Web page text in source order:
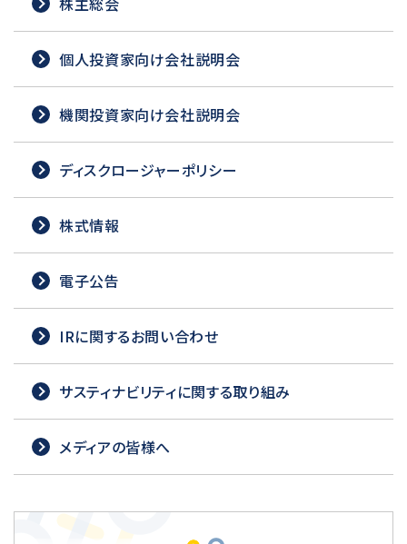
個人投資家向け会社説明会
機関投資家向け会社説明会
ディスクロージャーポリシー
株式情報
電子公告
IRに関するお問い合わせ
サスティナビリティに関する取り組み
メディアの皆様へ